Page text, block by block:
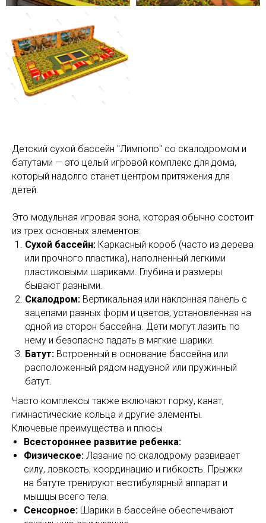
Детский сухой бассейн "Лимпопо" со скалодромом и
батутами — это целый игровой комплекс для дома,
который надолго станет центром притяжения для
детей.
Это модульная игровая зона, которая обычно состоит
из трех основных элементов:
Сухой бассейн: Каркасный короб (часто из дерева
или прочного пластика), наполненный легкими
пластиковыми шариками. Глубина и размеры
бывают разными.
Скалодром: Вертикальная или наклонная панель с
зацепами разных форм и цветов, установленная на
одной из сторон бассейна. Дети могут лазить по
нему и безопасно падать в мягкие шарики.
Батут: Встроенный в основание бассейна или
расположенный рядом надувной или пружинный
батут.
Часто комплексы также включают горку, канат,
гимнастические кольца и другие элементы.
Ключевые преимущества и плюсы
Всестороннее развитие ребенка:
Физическое: Лазание по скалодрому развивает
силу, ловкость, координацию и гибкость. Прыжки
на батуте тренируют вестибулярный аппарат и
мышцы всего тела.
Сенсорное: Шарики в бассейне обеспечивают